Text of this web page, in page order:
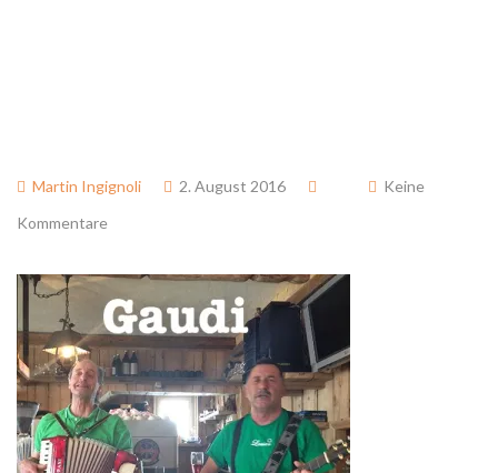
Martin Ingignoli 2. August 2016
Keine
Kommentare